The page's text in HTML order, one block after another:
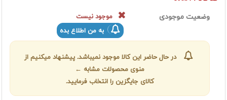
وضعیت موجودی
موجود نیست
به من اطلاع بده
در حال حاضر این کالا موجود نمیباشد. پیشنهاد میکنیم از
منوی محصولات مشابه ←
کالای جایگزین را انتخاب فرمایید.